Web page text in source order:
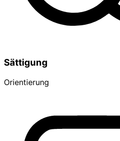
Sättigung
Orientierung